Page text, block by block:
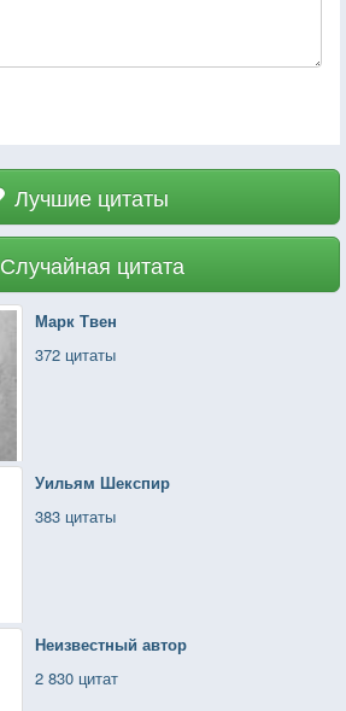
Лучшие цитаты
Случайная цитата
Марк Твен
372 цитаты
Уильям Шекспир
383 цитаты
Неизвестный автор
2 830 цитат